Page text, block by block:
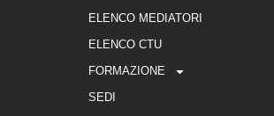
ELENCO MEDIATORI
ELENCO CTU
FORMAZIONE
SEDI